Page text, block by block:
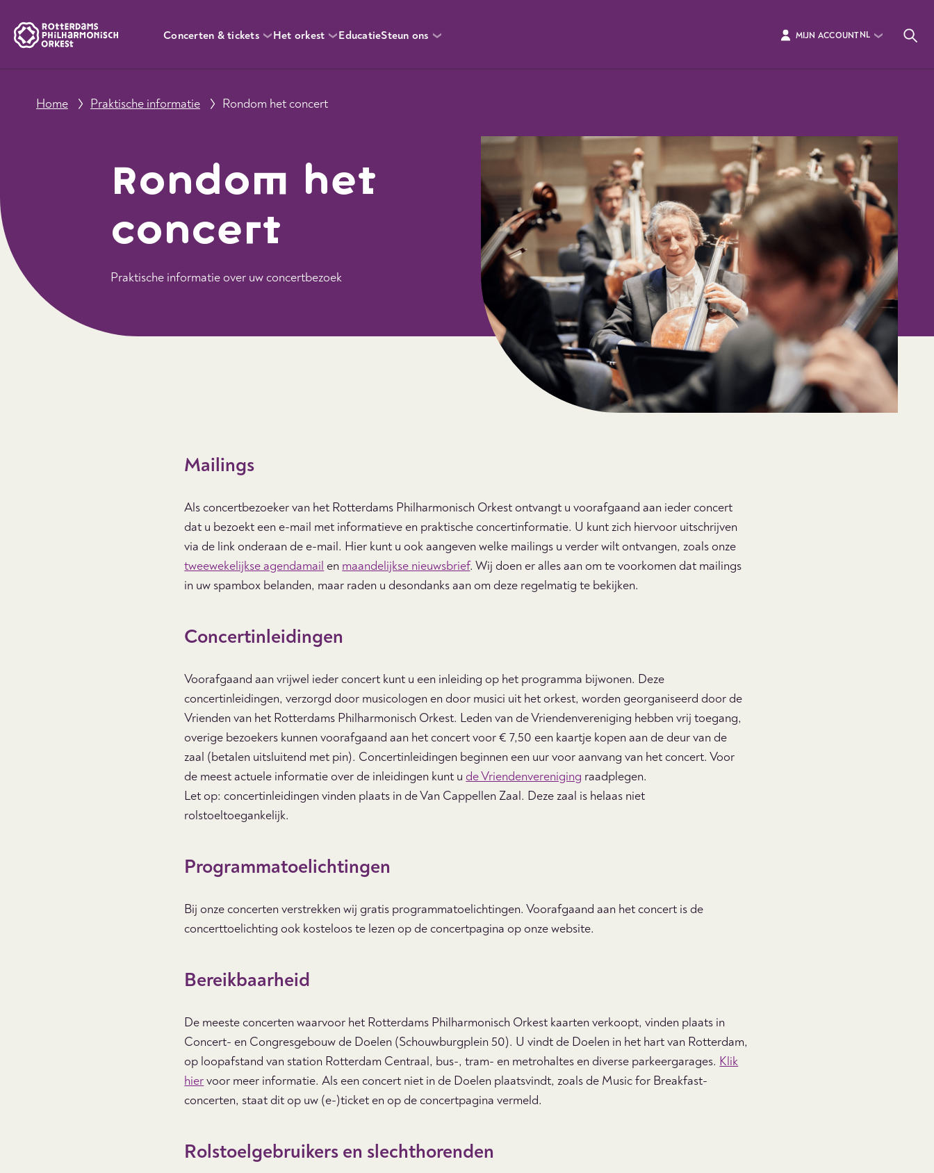
Concerten & tickets Het orkest EducatieSteun ons MIJN ACCOUNTNL
Home Praktische informatie Rondom het concert
Rondom het
concert
Praktische informatie over uw concertbezoek
Mailings
Als concertbezoeker van het Rotterdams Philharmonisch Orkest ontvangt u voorafgaand aan ieder concert
dat u bezoekt een e-mail met informatieve en praktische concertinformatie. U kunt zich hiervoor uitschrijven
via de link onderaan de e-mail. Hier kunt u ook aangeven welke mailings u verder wilt ontvangen, zoals onze
tweewekelijkse agendamail en maandelijkse nieuwsbrief. Wij doen er alles aan om te voorkomen dat mailings
in uw spambox belanden, maar raden u desondanks aan om deze regelmatig te bekijken.
Concertinleidingen
Voorafgaand aan vrijwel ieder concert kunt u een inleiding op het programma bijwonen. Deze
concertinleidingen, verzorgd door musicologen en door musici uit het orkest, worden georganiseerd door de
Vrienden van het Rotterdams Philharmonisch Orkest. Leden van de Vriendenvereniging hebben vrij toegang,
overige bezoekers kunnen voorafgaand aan het concert voor € 7,50 een kaartje kopen aan de deur van de
zaal (betalen uitsluitend met pin). Concertinleidingen beginnen een uur voor aanvang van het concert. Voor
de meest actuele informatie over de inleidingen kunt u de Vriendenvereniging raadplegen.
Let op: concertinleidingen vinden plaats in de Van Cappellen Zaal. Deze zaal is helaas niet
rolstoeltoegankelijk.
Programmatoelichtingen
Bij onze concerten verstrekken wij gratis programmatoelichtingen. Voorafgaand aan het concert is de
concerttoelichting ook kosteloos te lezen op de concertpagina op onze website.
Bereikbaarheid
De meeste concerten waarvoor het Rotterdams Philharmonisch Orkest kaarten verkoopt, vinden plaats in
Concert- en Congresgebouw de Doelen (Schouwburgplein 50). U vindt de Doelen in het hart van Rotterdam,
op loopafstand van station Rotterdam Centraal, bus-, tram- en metrohaltes en diverse parkeergarages. Klik
hiervoor meer informatie.Als een concert niet in de Doelen plaatsvindt, zoals de Music for Breakfast-
concerten, staat dit op uw (e-)ticket en op de concertpagina vermeld.
Rolstoelgebruikers en slechthorenden